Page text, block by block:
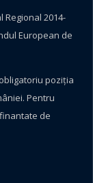
2014-
European de
poziţia
Pentru
de